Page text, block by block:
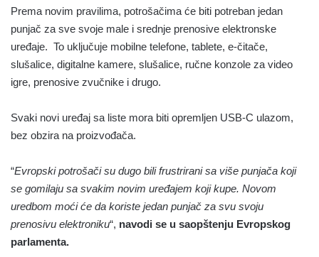
Prema novim pravilima, potrošačima će biti potreban jedan
punjač za sve svoje male i srednje prenosive elektronske
uređaje. To uključuje mobilne telefone, tablete, e-čitače,
slušalice, digitalne kamere, slušalice, ručne konzole za video
igre, prenosive zvučnike i drugo.
Svaki novi uređaj sa liste mora biti opremljen USB-C ulazom,
bez obzira na proizvođača.
“Evropski potrošači su dugo bili frustrirani sa više punjača koji
se gomilaju sa svakim novim uređajem koji kupe. Novom
uredbom moći će da koriste jedan punjač za svu svoju
prenosivu elektroniku“, navodi se u saopštenju Evropskog
parlamenta.